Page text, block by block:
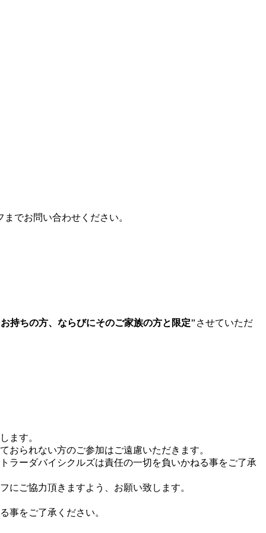
でお問い合わせください。
持ちの方、ならびにそのご家族の方と限定" させていただ
ます。
られない方のご参加はご遠慮いただきます。
ラーダバイシクルズは責任の一切を負いかねる事をご了承
ご協力頂きますよう、お願い致します。
事をご了承ください。